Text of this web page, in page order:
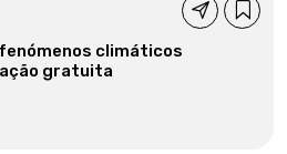
climáticos
gratuita